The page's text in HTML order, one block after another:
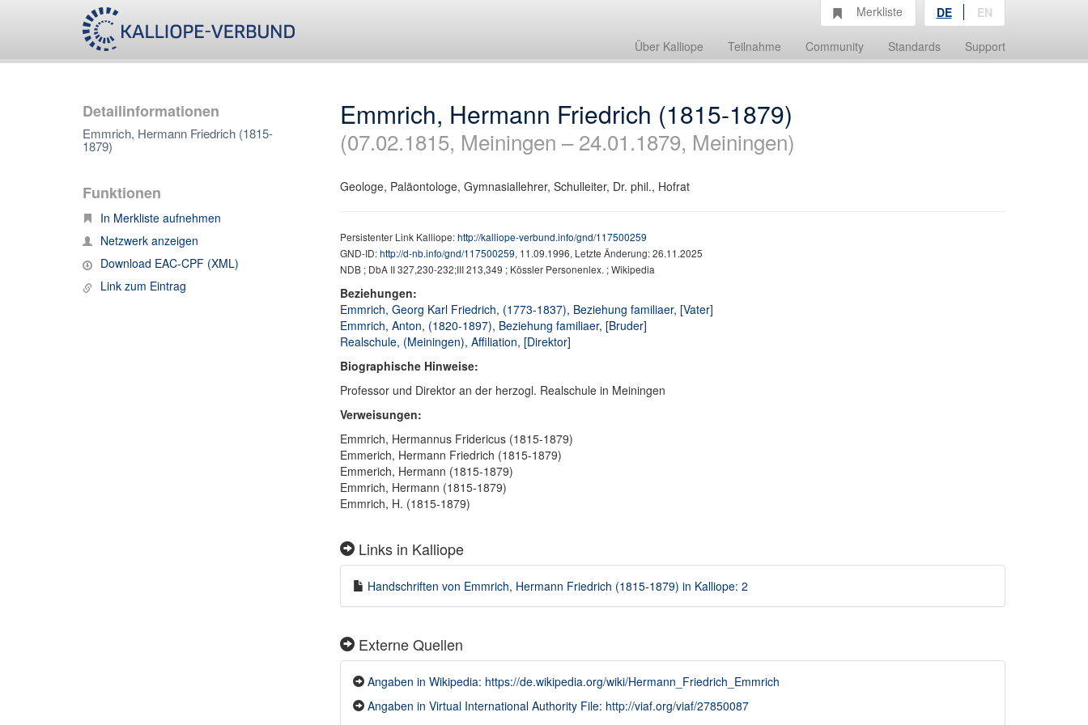
Über Kalliope Teilnahme Community Standards Support
Merkliste DE EN
Detailinformationen
Emmrich, Hermann Friedrich (1815-
1879)
Funktionen
In Merkliste aufnehmen
Netzwerk anzeigen
Download EAC-CPF (XML)
Link zum Eintrag
Emmrich, Hermann Friedrich (1815-1879)
(07.02.1815, Meiningen – 24.01.1879, Meiningen)
Geologe, Paläontologe, Gymnasiallehrer, Schulleiter, Dr. phil., Hofrat
Persistenter Link Kalliope:http://kalliope-verbund.info/gnd/117500259
GND-ID:http://d-nb.info/gnd/117500259, 11.09.1996, Letzte Änderung: 26.11.2025
NDB ; DbA II 327,230-232;III 213,349 ; Kössler Personenlex. ; Wikipedia
Beziehungen:
Emmrich, Georg Karl Friedrich, (1773-1837), Beziehung familiaer, [Vater]
Emmrich, Anton, (1820-1897), Beziehung familiaer, [Bruder]
Realschule, (Meiningen), Affiliation, [Direktor]
Biographische Hinweise:
Professor und Direktor an der herzogl. Realschule in Meiningen
Verweisungen:
Emmrich, Hermannus Fridericus (1815-1879)
Emmerich, Hermann Friedrich (1815-1879)
Emmerich, Hermann (1815-1879)
Emmrich, Hermann (1815-1879)
Emmrich, H. (1815-1879)
Links in Kalliope
Handschriften von Emmrich, Hermann Friedrich (1815-1879) in Kalliope: 2
Externe Quellen
Angaben in Wikipedia: https://de.wikipedia.org/wiki/Hermann_Friedrich_Emmrich
Angaben in Virtual International Authority File: http://viaf.org/viaf/27850087